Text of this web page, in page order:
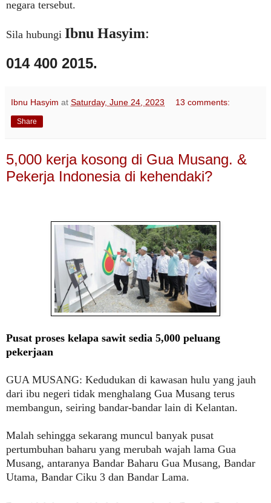
negara tersebut.
Sila hubungi Ibnu Hasyim:
014 400 2015.
Ibnu Hasyim at Saturday, June 24, 2023 13 comments:
Share
5,000 kerja kosong di Gua Musang. &
Pekerja Indonesia di kehendaki?
Pusat proses kelapa sawit sedia 5,000 peluang
pekerjaan
GUA MUSANG: Kedudukan di kawasan hulu yang jauh
dari ibu negeri tidak menghalang Gua Musang terus
membangun, seiring bandar-bandar lain di Kelantan.
Malah sehingga sekarang muncul banyak pusat
pertumbuhan baharu yang merubah wajah lama Gua
Musang, antaranya Bandar Baharu Gua Musang, Bandar
Utama, Bandar Ciku 3 dan Bandar Lama.